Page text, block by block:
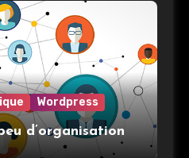
Wordpress
d’organisation